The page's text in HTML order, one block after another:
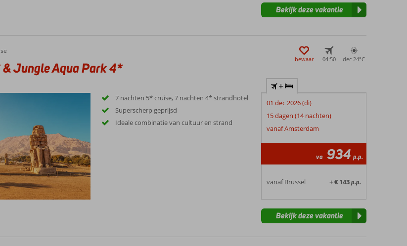
Bekijk deze vakantie
Park 4*
Jungle Aqua Park 4*
bewaar 04:50 dec 24°C
7 nachten 5* cruise, 7 nachten 4* strandhotel
Superscherp geprijsd
Ideale combinatie van cultuur en strand
+
01 dec 2026 (di)
15 dagen (14 nachten)
vanaf Amsterdam
va 934 p.p.
vanaf Brussel + € 143p.p.
Bekijk deze vakantie